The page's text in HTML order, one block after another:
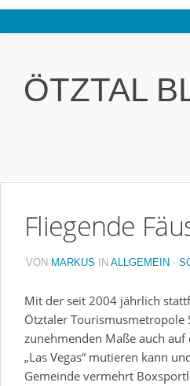
Ötztal
Interviews
Kostenloser Bustransfer
Datenschutzerklärung
ÖTZTAL
Fliegende
VON MARKUS IN ALLGEMEIN ·
Mit der seit 2004 jährlich
Ötztaler Tourismusmetropole
zunehmenden Maße auch
„Las Vegas“ mutieren kann
Gemeinde vermehrt